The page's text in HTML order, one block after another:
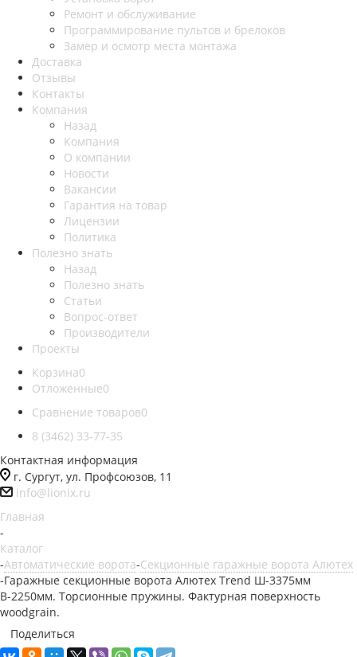
Ремонт и обслуживание
Программирование пультов и брелоков
Замер и осмотр места монтажа
Доставка
Отзывы
Контакты
Компания
Назад
Компания
О компании
Новости
Вакансии
Гарантия на товар
Лицензии
Политика
Полезно знать
Назад
Полезно знать
Статьи
Вопрос-ответ
Производители
Проекты
Корзина0
Отложенные0
Сравнение товаров0
8 (3462) 33-77-35
Контактная информация
г. Сургут, ул. Профсоюзов, 11
info@lionix.ru
Главная
-
Каталог
-Автоматические ворота-Секционные гаражные ворота Алютех
-Гаражные секционные ворота Алютех Trend Ш-3375мм
В-2250мм. Торсионные пружины. Фактурная поверхность
woodgrain.
Поделиться